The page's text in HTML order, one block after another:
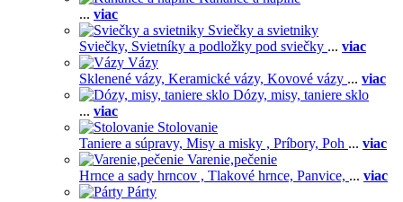
... viac
Sviečky a svietniky
Sviečky, Svietníky a podložky pod sviečky ... viac
Vázy
Sklenené vázy, Keramické vázy, Kovové vázy ... viac
Dózy, misy, taniere sklo
... viac
Stolovanie
Taniere a súpravy, Misy a misky , Príbory, Poh ... viac
Varenie,pečenie
Hrnce a sady hrncov , Tlakové hrnce, Panvice, ... viac
Párty